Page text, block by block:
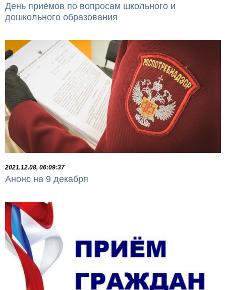
День приёмов по вопросам школьного и
дошкольного образования
2021.12.08, 06:09:37
Анонс на 9 декабря